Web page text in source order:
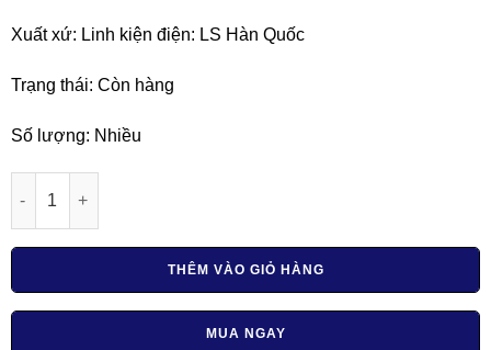
Xuất xứ: Linh kiện điện: LS Hàn Quốc
Trạng thái: Còn hàng
Số lượng: Nhiều
THÊM VÀO GIỎ HÀNG
MUA NGAY